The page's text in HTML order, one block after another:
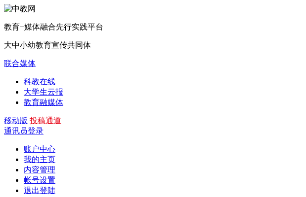
教育+媒体融合先行实践平台
大中小幼教育宣传共同体
联合媒体
科教在线
大学生云报
教育融媒体
移动版 投稿通道
通讯员登录
账户中心
我的主页
内容管理
帐号设置
退出登陆